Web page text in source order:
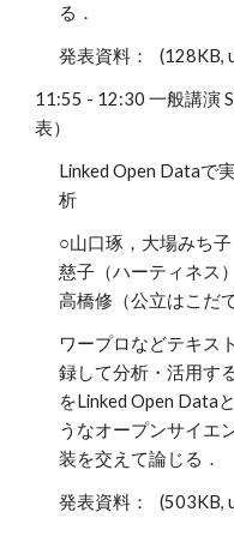
る．
発表資料： (128KB,
11:55 - 12:30 一般講演
表）
Linked Open Dataで
析
○山口琢，大場みち
慈子（ハーティネス
高橋修（公立はこだ
ワープロなどテキス
録して分析・活用す
をLinked Open Data
うなオープンサイエ
装を交えて論じる．
発表資料： (503KB,